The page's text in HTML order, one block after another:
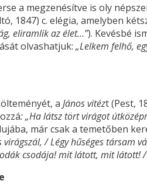
a megzenésítve is oly
1847) c. elégia, amelyben
eliramlik az élet…”). Kevésbé
olvashatjuk: „Lelkem felhő,
a János vitézt (Pest,
: „Ha látsz tört virágot
már csak a temetőben
/ Légy hűséges társam
csodája! mit látott, mit látott!